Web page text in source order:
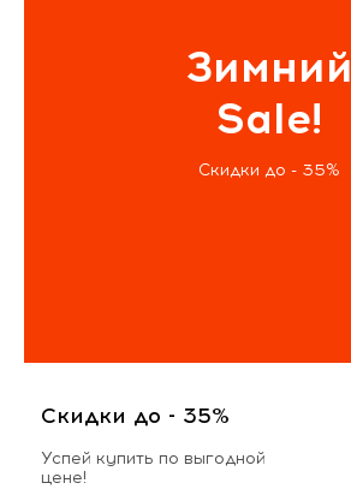
Зимний
Sale!
Скидки до - 35%
Скидки до - 35%
Успей купить по выгодной
цене!